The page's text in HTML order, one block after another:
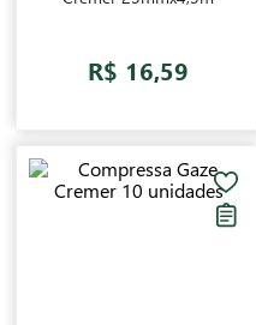
R$ 16,59